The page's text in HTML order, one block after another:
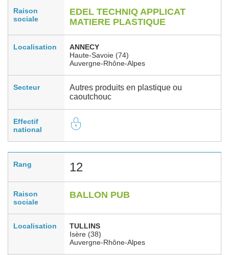
Raison
sociale
EDEL TECHNIQ APPLICAT
MATIERE PLASTIQUE
Localisation
ANNECY
Haute-Savoie (74)
Auvergne-Rhône-Alpes
Secteur
Autres produits en plastique ou
caoutchouc
Effectif
national
Rang 12
Raison
sociale
BALLON PUB
Localisation
TULLINS
Isère (38)
Auvergne-Rhône-Alpes